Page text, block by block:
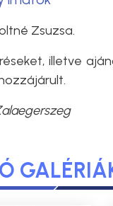
Zsuzsa.
illetve